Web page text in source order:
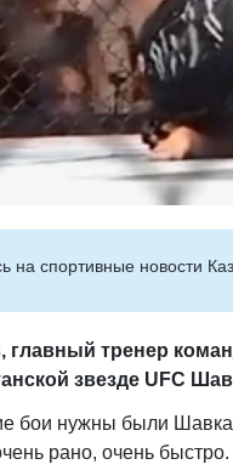
на cпортивные новости
главный тренер
звезде UFC
бои нужны были
рано, очень